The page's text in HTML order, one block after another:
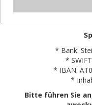
* Bank:
*
* IBAN:
*
Bitte führen Sie